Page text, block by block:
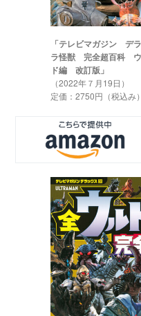
「テレビマガジン
ラ怪獣 完全超百科 ウ
ド編 改訂版」
（2022年７月19日）
定価：2750円（税込み